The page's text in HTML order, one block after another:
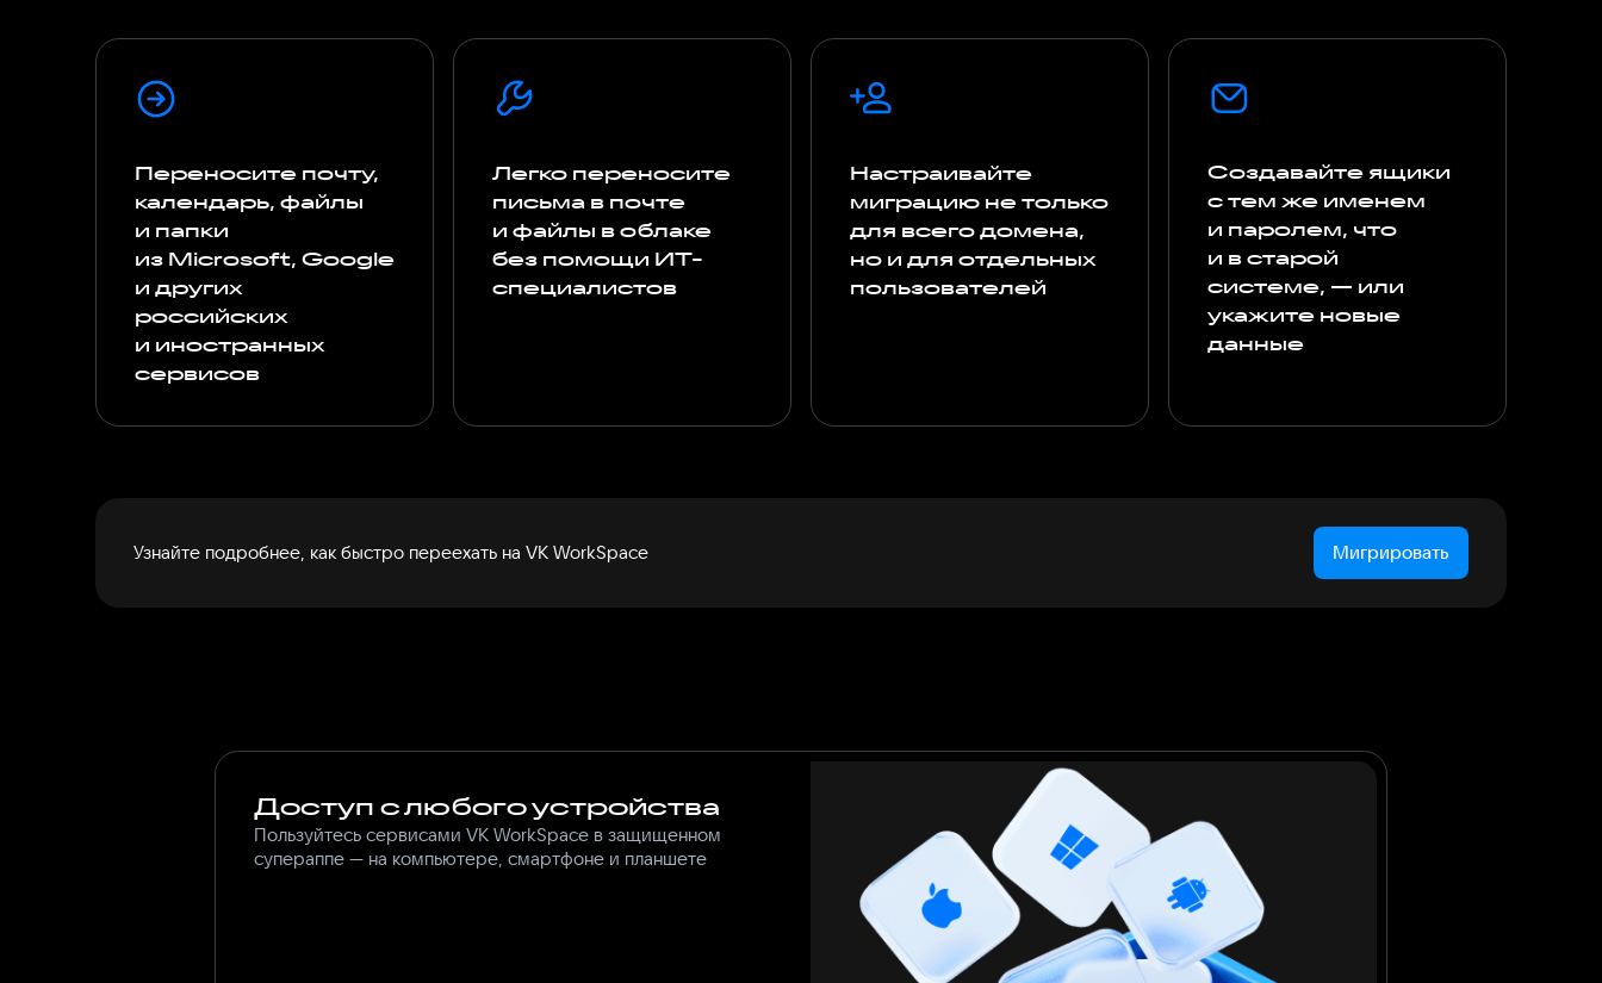
Переносите почту,
календарь, файлы
и папки
из Microsoft, Google
и других
российских
и иностранных
сервисов
Легко переносите
письма в почте
и файлы в облаке
без помощи ИТ-
специалистов
Настраивайте
миграцию не только
для всего домена,
но и для отдельных
пользователей
Создавайте ящики
с тем же именем
и паролем, что
и в старой
системе, — или
укажите новые
данные
Узнайте подробнее, как быстро переехать на VK WorkSpace Мигрировать
Доступ с любого устройства
Пользуйтесь сервисами VK WorkSpace в защищенном
супераппе — на компьютере, смартфоне и планшете